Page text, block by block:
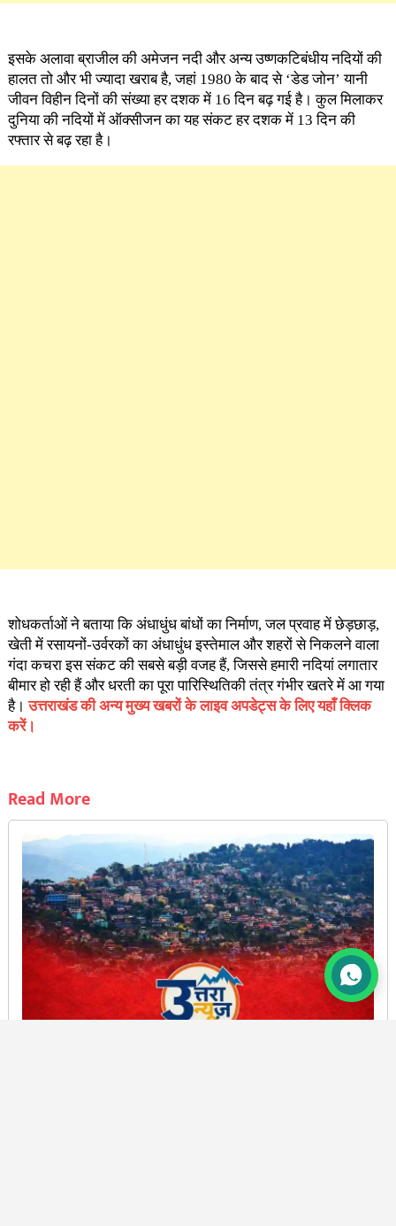
इसके अलावा ब्राजील की अमेजन नदी और अन्य उष्णकटिबंधीय नदियों की
हालत तो और भी ज्यादा खराब है, जहां 1980 के बाद से ‘डेड जोन’ यानी
जीवन विहीन दिनों की संख्या हर दशक में 16 दिन बढ़ गई है। कुल मिलाकर
दुनिया की नदियों में ऑक्सीजन का यह संकट हर दशक में 13 दिन की
रफ्तार से बढ़ रहा है।
शोधकर्ताओं ने बताया कि अंधाधुंध बांधों का निर्माण, जल प्रवाह में छेड़छाड़,
खेती में रसायनों-उर्वरकों का अंधाधुंध इस्तेमाल और शहरों से निकलने वाला
गंदा कचरा इस संकट की सबसे बड़ी वजह हैं, जिससे हमारी नदियां लगातार
बीमार हो रही हैं और धरती का पूरा पारिस्थितिकी तंत्र गंभीर खतरे में आ गया
है।उत्तराखंड की अन्य मुख्य खबरों के लाइव अपडेट्स के लिए यहाँ क्लिक
करें।
Read More